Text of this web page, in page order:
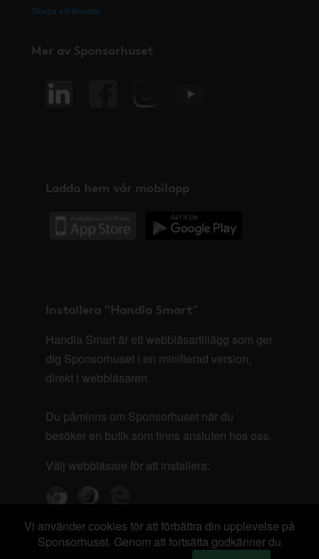
Skapa ett ärende
Mer av Sponsorhuset
Ladda hem vår mobilapp
Installera "Handla Smart"
Handla Smart är ett webbläsartillägg som ger
dig Sponsorhuset i en minifierad version,
direkt i webbläsaren.
Du påminns om Sponsorhuset när du
besöker en butik som finns ansluten hos oss.
Välj webbläsare för att installera:
Vi använder cookies för att förbättra din upplevelse på
Sponsorhuset. Genom att fortsätta godkänner du